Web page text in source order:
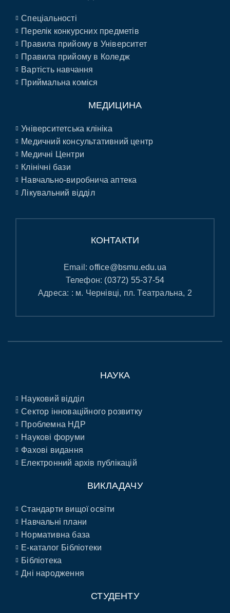
Спеціальності
Перелік конкурсних предметів
Правила прийому в Університет
Правила прийому в Коледж
Вартість навчання
Приймальна коміся
МЕДИЦИНА
Університетська клініка
Медичний консультативний центр
Медичні Центри
Клінічні бази
Навчально-виробнича аптека
Лікувальний відділ
КОНТАКТИ
Email:office@bsmu.edu.ua
Телефон: (0372) 55-37-54
Адреса: : м. Чернівці, пл. Театральна, 2
НАУКА
Науковий відділ
Сектор інноваційного розвитку
Проблемна НДР
Наукові форуми
Фахові видання
Електронний архів публікацій
ВИКЛАДАЧУ
Стандарти вищої освіти
Навчальні плани
Нормативна база
E-каталог Бібліотеки
Бібліотека
Дні народження
СТУДЕНТУ